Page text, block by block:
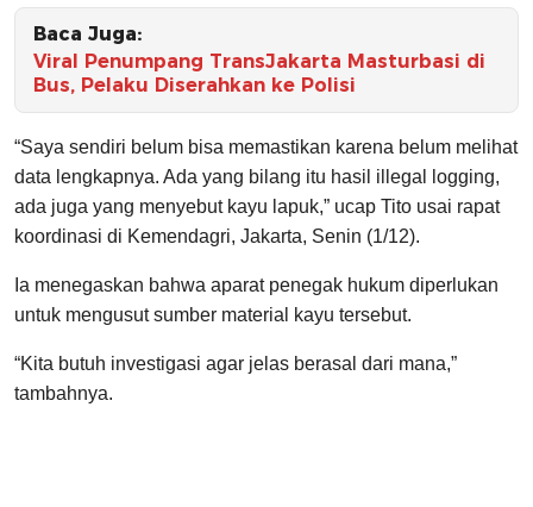
Baca Juga:
Viral Penumpang TransJakarta Masturbasi di
Bus, Pelaku Diserahkan ke Polisi
“Saya sendiri belum bisa memastikan karena belum melihat
data lengkapnya. Ada yang bilang itu hasil illegal logging,
ada juga yang menyebut kayu lapuk,” ucap Tito usai rapat
koordinasi di Kemendagri, Jakarta, Senin (1/12).
Ia menegaskan bahwa aparat penegak hukum diperlukan
untuk mengusut sumber material kayu tersebut.
“Kita butuh investigasi agar jelas berasal dari mana,”
tambahnya.